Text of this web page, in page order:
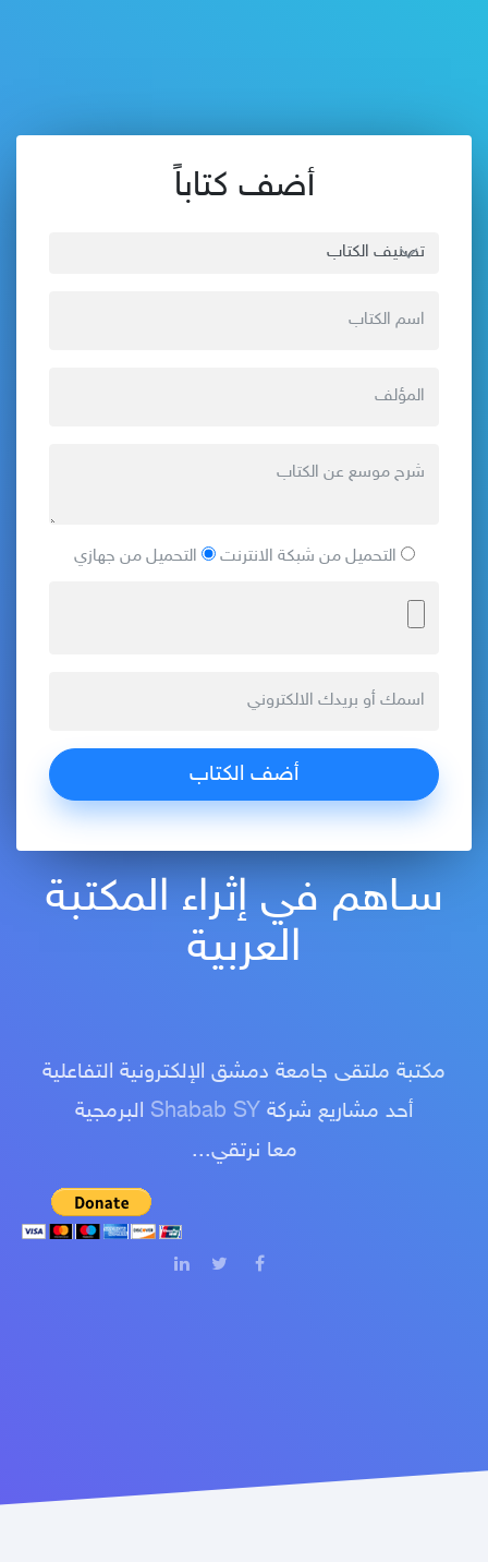
أضف كتاباً
التحميل من شبكة الانترنت التحميل من جهازي
سـاهم في إثراء المكتبة
العربية
مكتبة ملتقى جامعة دمشق الإلكترونية التفاعلية
أحد مشاريع شركة Shabab SY البرمجية
معا نرتقي...